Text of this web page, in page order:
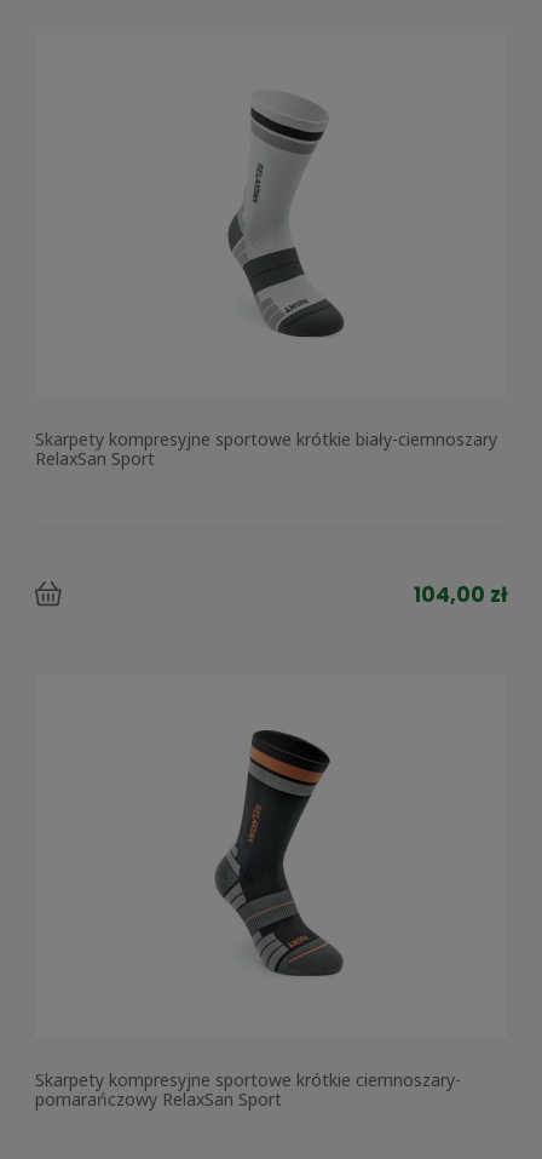
Skarpety kompresyjne sportowe krótkie biały-ciemnoszary
RelaxSan Sport
104,00 zł
Skarpety kompresyjne sportowe krótkie ciemnoszary-
pomarańczowy RelaxSan Sport